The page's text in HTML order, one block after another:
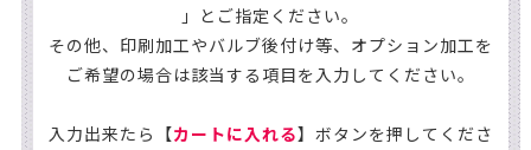
」とご指定ください。
その他、印刷加工やバルブ後付け等、オプション加工を
ご希望の場合は該当する項目を入力してください。
入力出来たら【カートに入れる】ボタンを押してくださ